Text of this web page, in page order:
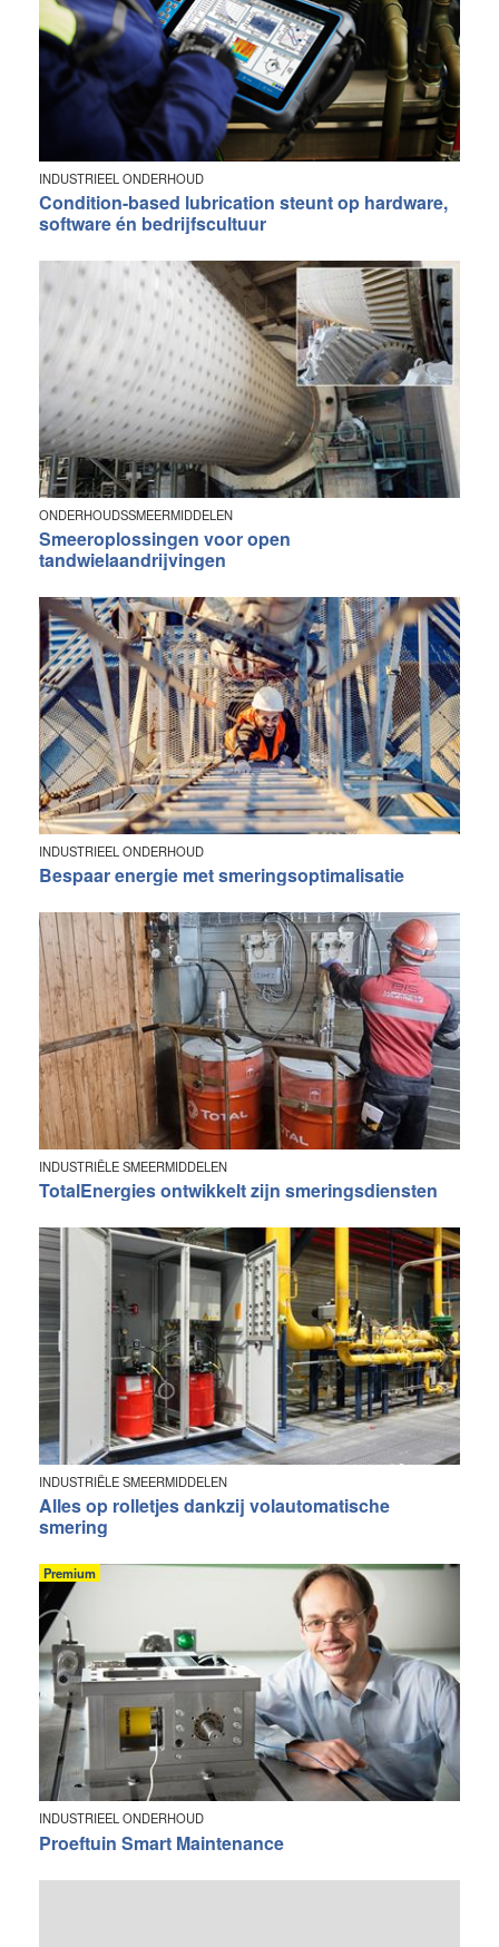
INDUSTRIEEL ONDERHOUD
Condition-based lubrication steunt op hardware,
software én bedrijfscultuur
ONDERHOUDSSMEERMIDDELEN
Smeeroplossingen voor open
tandwielaandrijvingen
INDUSTRIEEL ONDERHOUD
Bespaar energie met smeringsoptimalisatie
INDUSTRIËLE SMEERMIDDELEN
TotalEnergies ontwikkelt zijn smeringsdiensten
INDUSTRIËLE SMEERMIDDELEN
Alles op rolletjes dankzij volautomatische
smering
Premium
INDUSTRIEEL ONDERHOUD
Proeftuin Smart Maintenance